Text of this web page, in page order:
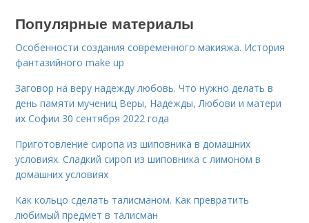
Популярные материалы
Особенности создания современного макияжа. История
фантазийного make up
Заговор на веру надежду любовь. Что нужно делать в
день памяти мучениц Веры, Надежды, Любови и матери
их Софии 30 сентября 2022 года
Приготовление сиропа из шиповника в домашних
условиях. Сладкий сироп из шиповника с лимоном в
домашних условиях
Как кольцо сделать талисманом. Как превратить
любимый предмет в талисман